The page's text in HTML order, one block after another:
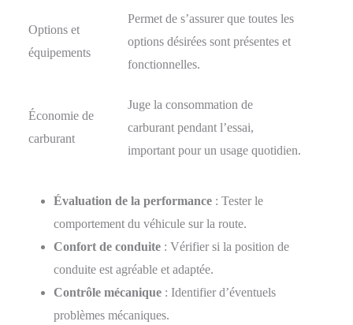
Options et
équipements
Permet de s’assurer que toutes les
options désirées sont présentes et
fonctionnelles.
Économie de
carburant
Juge la consommation de
carburant pendant l’essai,
important pour un usage quotidien.
Évaluation de la performance : Tester le
comportement du véhicule sur la route.
Confort de conduite : Vérifier si la position de
conduite est agréable et adaptée.
Contrôle mécanique : Identifier d’éventuels
problèmes mécaniques.